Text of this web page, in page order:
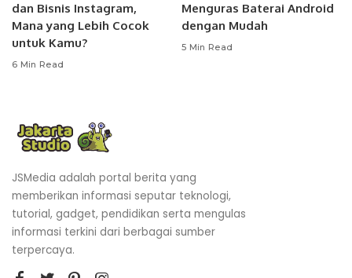
dan Bisnis Instagram,
Mana yang Lebih Cocok
untuk Kamu?
6 Min Read
Menguras Baterai Android
dengan Mudah
5 Min Read
JSMedia adalah portal berita yang
memberikan informasi seputar teknologi,
tutorial, gadget, pendidikan serta mengulas
informasi terkini dari berbagai sumber
terpercaya.